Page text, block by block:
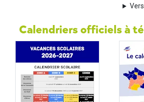
Calendriers officiels à